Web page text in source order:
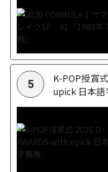
5
K-POP授賞
upick 日本語